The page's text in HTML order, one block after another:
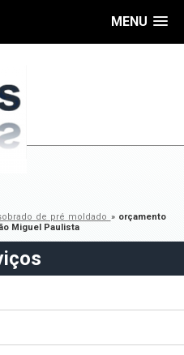
MENU
de pré moldado » orçamento
Miguel Paulista